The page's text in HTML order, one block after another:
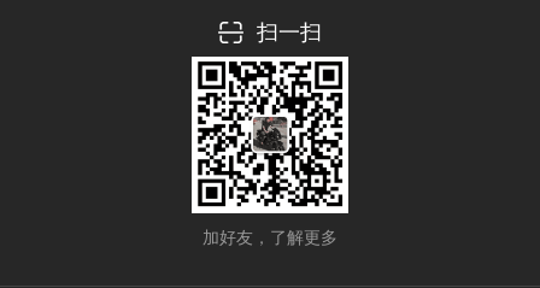
扫一扫
加好友，了解更多